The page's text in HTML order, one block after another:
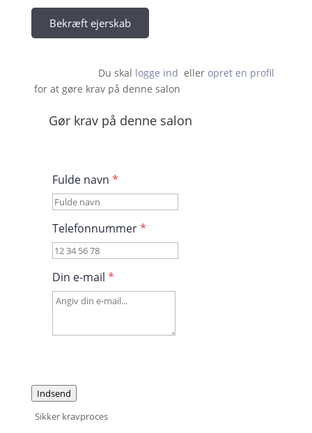
Bekræft ejerskab
Du skal logge ind eller opret en profil
for at gøre krav på denne salon
Gør krav på denne salon
Fulde navn *
Telefonnummer*
Din e-mail *
Indsend
Sikker kravproces